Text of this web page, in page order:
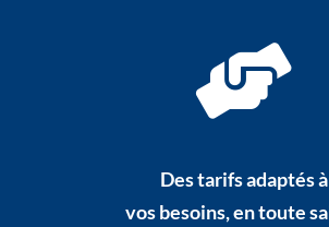
Des tarifs adaptés à
vos besoins, en toute